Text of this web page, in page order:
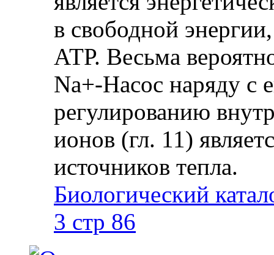
в свободной
АТР. Весьма
Na+-Hacoc наряду с
регулированию
ионов (гл. 11)
источников тепла.
Биологический
3 стр 86